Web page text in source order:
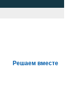
Решаем вместе